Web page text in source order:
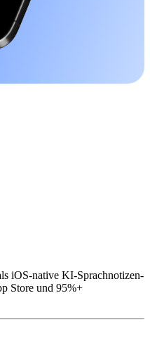
iOS-native KI-Sprachnotizen-
Store und 95%+